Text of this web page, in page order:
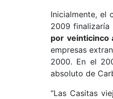
Inicialmente, el
2009
por veinticinco
empresas
2000. En el
absoluto de
“Las Casitas